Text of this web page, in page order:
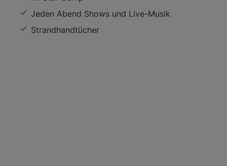
Jeden Abend Shows und Live-Musik
Strandhandtücher